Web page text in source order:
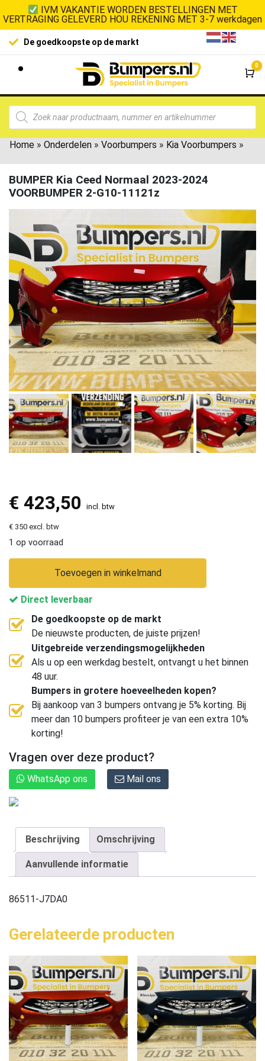
IVM VAKANTIE WORDEN BESTELLINGEN MET
VERTRAGING GELEVERD HOU REKENING MET 3-7 werkdagen
De goedkoopste op de markt
0
Home » Onderdelen » Voorbumpers » Kia Voorbumpers »
BUMPER Kia Ceed Normaal 2023-2024
VOORBUMPER 2-G10-11121z
€ 423,50 incl. btw
€ 350 excl. btw
1 op voorraad
Toevoegen in winkelmand
Direct leverbaar
De goedkoopste op de markt
De nieuwste producten, de juiste prijzen!
Uitgebreide verzendingsmogelijkheden
Als u op een werkdag bestelt, ontvangt u het binnen
48 uur.
Bumpers in grotere hoeveelheden kopen?
Bij aankoop van 3 bumpers ontvang je 5% korting. Bij
meer dan 10 bumpers profiteer je van een extra 10%
korting!
Vragen over deze product?
WhatsApp ons Mail ons
Beschrijving Omschrijving
Aanvullende informatie
86511-J7DA0
Gerelateerde producten